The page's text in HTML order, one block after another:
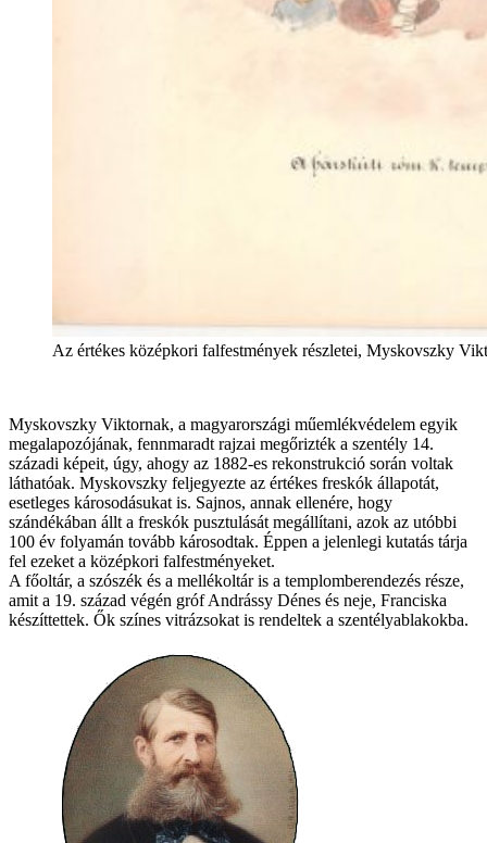
Az értékes középkori falfestmények részletei, Myskovszky
Myskovszky Viktornak, a magyarországi műemlékvédelem egyik
megalapozójának, fennmaradt rajzai megőrizték a szentély 14.
századi képeit, úgy, ahogy az 1882-es rekonstrukció során voltak
láthatóak. Myskovszky feljegyezte az értékes freskók állapotát,
esetleges károsodásukat is. Sajnos, annak ellenére, hogy
szándékában állt a freskók pusztulását megállítani, azok az utóbbi
100 év folyamán tovább károsodtak. Éppen a jelenlegi kutatás tárja
fel ezeket a középkori falfestményeket.
A főoltár, a szószék és a mellékoltár is a templomberendezés része,
amit a 19. század végén gróf Andrássy Dénes és neje, Franciska
készíttettek. Ők színes vitrázsokat is rendeltek a szentélyablakokba.